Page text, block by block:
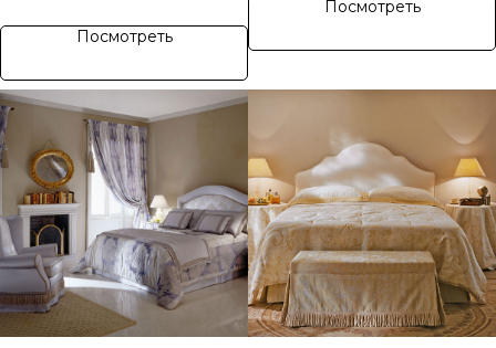
Посмотреть
Посмотреть